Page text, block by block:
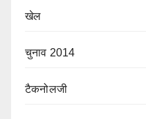
खेल
चुनाव 2014
टैकनोलजी